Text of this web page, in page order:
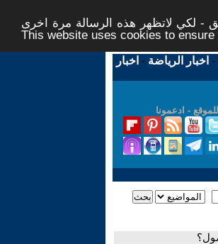
- لكي لاتظهر هذه الرسالة مرة اخرى -
This website uses cookies to
- اخبار الرياضة - اخبار
للموقع - ادعمونا